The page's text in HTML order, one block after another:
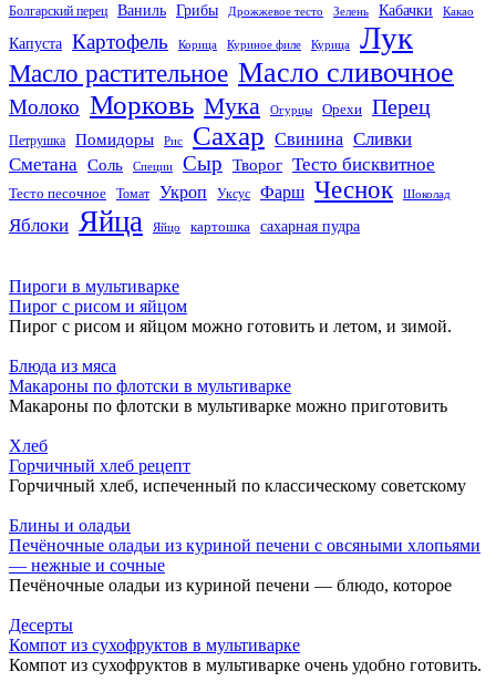
Болгарский перец Ваниль Грибы Дрожжевое тесто Зелень Кабачки Какао
Капуста Картофель Корица Куриное филе Курица Лук
Масло растительное Масло сливочное
Молоко Морковь Мука Огурцы Орехи Перец
Петрушка Помидоры Рис Сахар Свинина Сливки
Сметана Соль Специи Сыр Творог Тесто бисквитное
Тесто песочное Томат Укроп Уксус Фарш Чеснок Шоколад
Яблоки Яйца Яйцо картошка сахарная пудра
Пироги в мультиварке
Пирог с рисом и яйцом
Пирог с рисом и яйцом можно готовить и летом, и зимой.
Блюда из мяса
Макароны по флотски в мультиварке
Макароны по флотски в мультиварке можно приготовить
Хлеб
Горчичный хлеб рецепт
Горчичный хлеб, испеченный по классическому советскому
Блины и оладьи
Печёночные оладьи из куриной печени с овсяными хлопьями
— нежные и сочные
Печёночные оладьи из куриной печени — блюдо, которое
Десерты
Компот из сухофруктов в мультиварке
Компот из сухофруктов в мультиварке очень удобно готовить.